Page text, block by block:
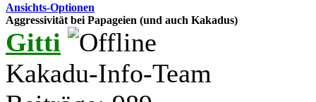
Ansichts-Optionen
Aggressivität bei Papageien (und auch Kakadus)
Gitti
Kakadu-Info-Team